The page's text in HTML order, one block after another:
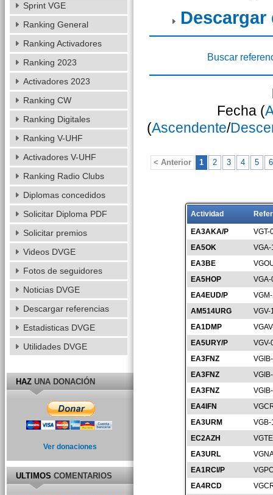
Descargar
Buscar
Fecha (
(Ascendente/
< Anterior 1 2 3 4 5 6
Actividad
EA3AKA/P
VGT-
EA5OK
EA3BE
EA5HOP
EA4EUD/P
AM514URG
VGV-
EA1DMP
EA5URY/P
VGV-
EA3FNZ
EA3FNZ
EA3FNZ
EA4IFN
EA3URM
EC2AZH
EA3URL
EA1RCI/P
EA4RCD
Sprint VGE
Ranking General
Ranking Activadores
Ranking 2023
Activadores 2023
Ranking CW
Ranking Digitales
Ranking V-UHF
Activadores V-UHF
Ranking Radio Clubs
Diplomas concedidos
Solicitar Diploma PDF
Solicitar premios
Videos DVGE
Fotos de seguidores
Noticias DVGE
Descargar referencias
Estadisticas DVGE
Utilidades DVGE
HAZUNA DONACIÓN
Ver donaciones
ULTIMOSCOMENTARIOS